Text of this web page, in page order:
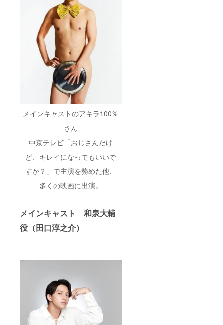
メインキャストのアキラ100％
さん
中京テレビ「おじさんだけ
ど、キレイになってもいいで
すか？」で主演を務めた他、
多くの映画に出演。
メインキャスト 和泉大輔
役（田口淳之介）